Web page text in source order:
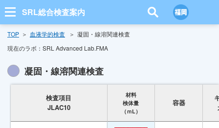
SRL総合検査案内
TOP 血液学的検査
凝固・線溶関連検査
現在のラボ： SRL Advanced Lab.FMA
凝固・線溶関連検査
検査項目
JLAC10
材料
検体量
（ｍL）
容器
検査項目
JLAC10
材料
検体量
（ｍL）
容器